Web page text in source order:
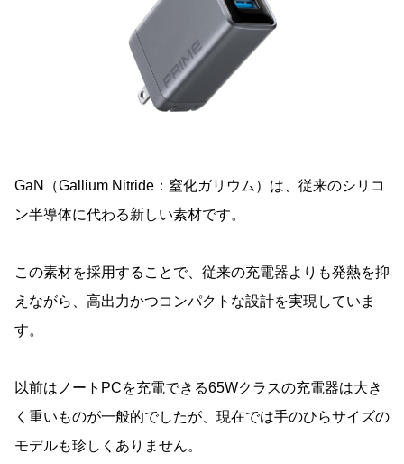
GaN（Gallium Nitride：窒化ガリウム）は、従来のシリコ
ン半導体に代わる新しい素材です。
この素材を採用することで、従来の充電器よりも発熱を抑
えながら、高出力かつコンパクトな設計を実現していま
す。
以前はノートPCを充電できる65Wクラスの充電器は大き
く重いものが一般的でしたが、現在では手のひらサイズの
モデルも珍しくありません。